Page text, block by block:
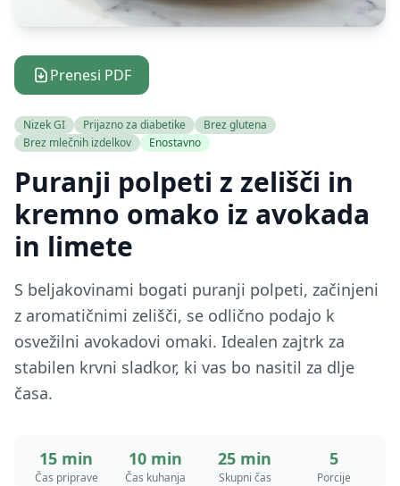
Prenesi PDF
Nizek GI Prijazno za diabetike
Brez glutena
Brez mlečnih izdelkov
Enostavno
Puranji polpeti z zelišči in
kremno omako iz avokada
in limete
S beljakovinami bogati puranji polpeti, začinjeni
z aromatičnimi zelišči, se odlično podajo k
osvežilni avokadovi omaki. Idealen zajtrk za
stabilen krvni sladkor, ki vas bo nasitil za dlje
časa.
15 min
Čas priprave
10 min
Čas kuhanja
25 min
Skupni čas
5
Porcije